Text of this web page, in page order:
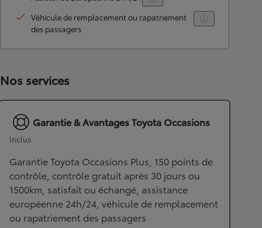
Véhicule de remplacement ou rapatriement
des passagers
Nos services
Garantie & Avantages Toyota Occasions
Inclus
Garantie Toyota Occasions Plus, 150 points de
contrôle, contrôle gratuit après 30 jours ou
1500km, satisfait ou échangé, assistance
européenne 24h/24, véhicule de remplacement
ou rapatriement des passagers